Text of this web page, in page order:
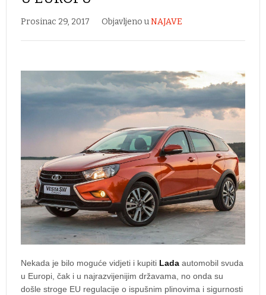
Prosinac 29, 2017 Objavljeno uNAJAVE
Nekada je bilo moguće vidjeti i kupiti Lada automobil svuda
u Europi, čak i u najrazvijenijim državama, no onda su
došle stroge EU regulacije o ispušnim plinovima i sigurnosti